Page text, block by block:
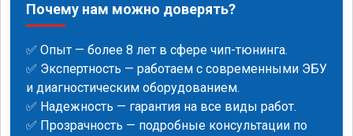
Почему нам можно доверять?
✅ Опыт — более 8 лет в сфере чип-тюнинга.
✅ Экспертность — работаем с современными ЭБУ
и диагностическим оборудованием.
✅ Надежность — гарантия на все виды работ.
✅ Прозрачность — подробные консультации по